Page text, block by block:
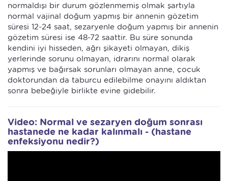
normaldışı bir durum gözlenmemiş olmak şartıyla
normal vajinal doğum yapmış bir annenin gözetim
süresi 12-24 saat, sezaryenle doğum yapmış bir annenin
gözetim süresi ise 48-72 saattir. Bu süre sonunda
kendini iyi hisseden, ağrı şikayeti olmayan, dikiş
yerlerinde sorunu olmayan, idrarını normal olarak
yapmış ve bağırsak sorunları olmayan anne, çocuk
doktorundan da taburcu edilebilme onayını aldıktan
sonra bebeğiyle birlikte evine gidebilir.
Video: Normal ve sezaryen doğum sonrası
hastanede ne kadar kalınmalı - (hastane
enfeksiyonu nedir?)